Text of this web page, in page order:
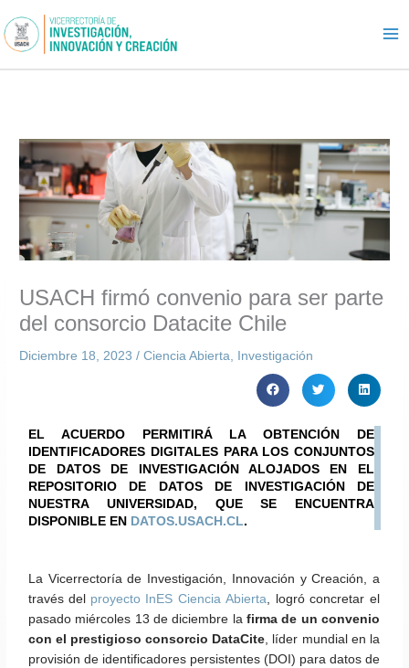
al
contenido
USACH firmó convenio para ser parte
del consorcio Datacite Chile
Diciembre 18, 2023/Ciencia Abierta Investigación
EL ACUERDO PERMITIRÁ LA OBTENCIÓN DE
IDENTIFICADORES DIGITALES PARA LOS CONJUNTOS
DE DATOS DE INVESTIGACIÓN ALOJADOS EN EL
REPOSITORIO DE DATOS DE INVESTIGACIÓN DE
NUESTRA UNIVERSIDAD, QUE SE ENCUENTRA
DISPONIBLE EN DATOS.USACH.CL.
La Vicerrectoría de Investigación, Innovación y Creación, a
través del proyecto InES Ciencia Abierta, logró concretar el
pasado miércoles 13 de diciembre lafirma de un convenio
con el prestigioso consorcio DataCite, líder mundial en la
provisión de identificadores persistentes (DOI) para datos de